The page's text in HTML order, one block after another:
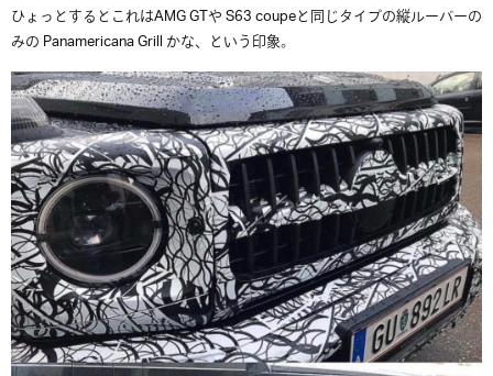
ひょっとするとこれはAMG GTや S63 coupeと同じタイプの縦ルーバーの
みの Panamericana Grill かな、という印象。